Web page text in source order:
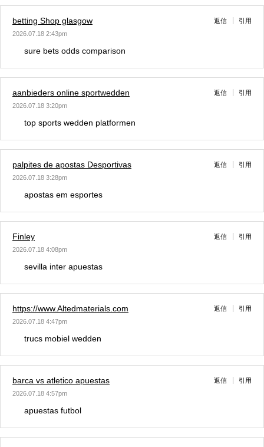
betting Shop glasgow
2026.07.18 2:43pm
返信 引用
sure bets odds comparison
aanbieders online sportwedden
2026.07.18 3:20pm
返信 引用
top sports wedden platformen
palpites de apostas Desportivas
2026.07.18 3:28pm
返信 引用
apostas em esportes
Finley
2026.07.18 4:08pm
返信 引用
sevilla inter apuestas
https://www.Altedmaterials.com
2026.07.18 4:47pm
返信 引用
trucs mobiel wedden
barca vs atletico apuestas
2026.07.18 4:57pm
返信 引用
apuestas futbol